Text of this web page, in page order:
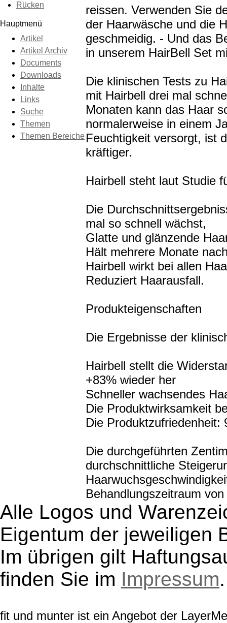
Rücken
Hauptmenü
Artikel
Artikel Archiv
Documents
Downloads
Inhalte
Links
Suche
Themen
Themen Bereiche
reissen. Verwenden Sie
der Haarwäsche und die
geschmeidig. - Und das
in unserem HairBell Set
Die klinischen Tests zu
mit Hairbell drei mal
Monaten kann das Haar
normalerweise in einem
Feuchtigkeit versorgt, ist
kräftiger.
Hairbell steht laut Studie
Die
mal so schnell wächst,
Glatte und glänzende
Hält mehrere Monate
Hairbell wirkt bei allen
Reduziert Haarausfall.
Produkteigenschaften
Die Ergebnisse der
Hairbell stellt die
+83% wieder her
Schneller wachsendes
Die Produktwirksamkeit
Die Produktzufriedenheit:
Die durchgeführten
durchschnittliche
Behandlungszeitraum
Alle Logos und
Eigentum der jeweiligen
Im übrigen gilt
finden Sie im Impressum.
fit und munter ist ein Angebot der